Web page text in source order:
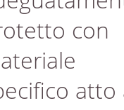
con
atto